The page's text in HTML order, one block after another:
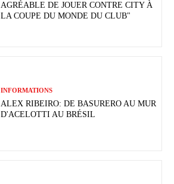
AGRÉABLE DE JOUER CONTRE CITY À
LA COUPE DU MONDE DU CLUB"
INFORMATIONS
ALEX RIBEIRO: DE BASURERO AU MUR
D'ACELOTTI AU BRÉSIL